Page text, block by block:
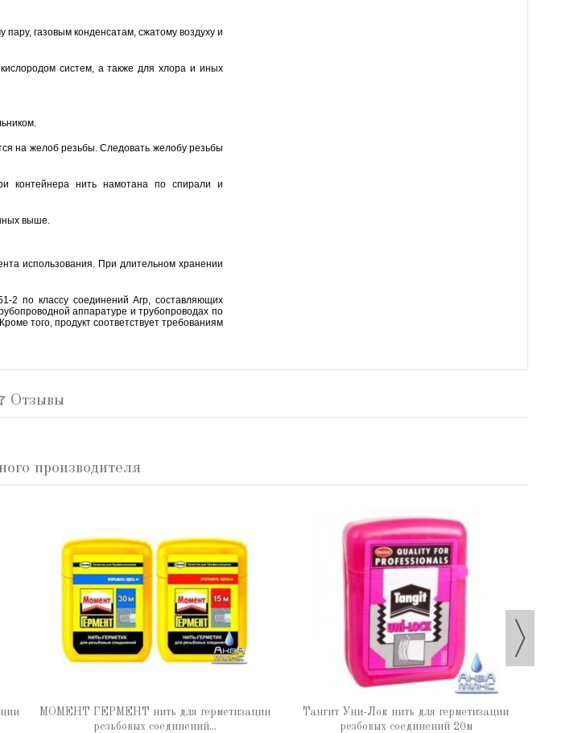
газовым конденсатам, сжатому воздуху и
систем, а также для хлора и иных
на желоб резьбы. Следовать желобу резьбы
контейнера нить намотана по спирали и
выше.
использования. При длительном хранении
2 по классу соединений Arp, составляющих
аппаратуре и трубопроводах по
того, продукт соответствует требованиям
Отзывы
производителя
МОМЕНТ ГЕРМЕНТ нить для герметизации
резьбовых соединений...
Тангит Уни-Лок нить для герметизации
резбовых соединений 20м